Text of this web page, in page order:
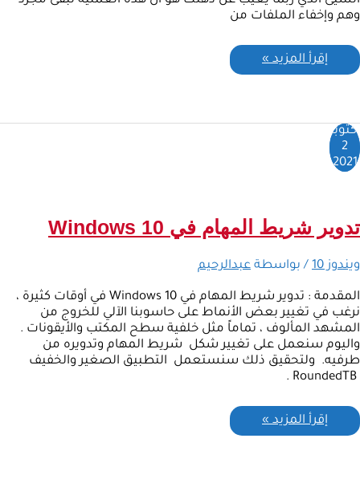
وهم وإخفاء الملفات من
إقرأ المزيد »
أكتوبر
2
2021
تدوير شريط المهام في Windows 10
ويندوز 10 / بواسطة عبدالرحيم
المقدمة : تدوير شريط المهام في Windows 10 في أوقات كثيرة ،
نرغب في تغيير بعض الأنماط على حاسوبنا الآلي للخروج من
المشهد المألوف ، تماماً مثل خلفية سطح المكتب والأيقونات .
واليوم سنعمل على تغيير شكل شريط المهام وتدويره من
طرفيه. ولتحقيق ذلك سنستعمل التطبيق الصغير والخفيف
إقرأ المزيد »